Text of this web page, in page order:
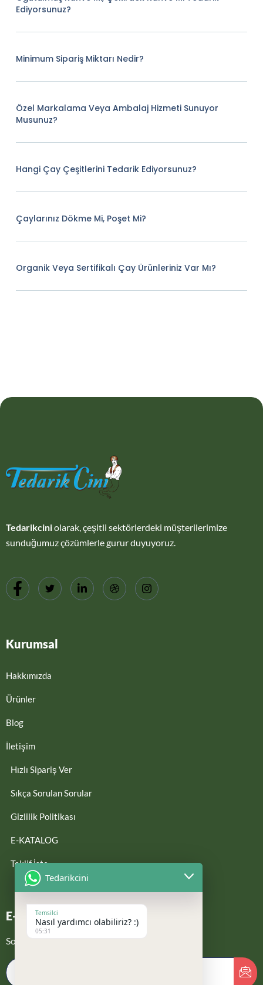
Ediyorsunuz?
Minimum Sipariş Miktarı Nedir?
Özel Markalama Veya Ambalaj Hizmeti Sunuyor
Musunuz?
Hangi Çay Çeşitlerini Tedarik Ediyorsunuz?
Çaylarınız Dökme Mi, Poşet Mi?
Organik Veya Sertifikalı Çay Ürünleriniz Var Mı?
Tedarikciniolarak, çeşitli sektörlerdeki müşterilerimize
sunduğumuz çözümlerle gurur duyuyoruz.
Kurumsal
Hakkımızda
Ürünler
Blog
İletişim
Hızlı Sipariş Ver
Sıkça Sorulan Sorular
Gizlilik Politikası
E-KATALOG
Teklif İste
E-Bültene Kayıt Ol
Son güncellemelerden haberdar ol
Tedarikcini
Temsilci
Nasıl yardımcı olabiliriz? :)
05:31